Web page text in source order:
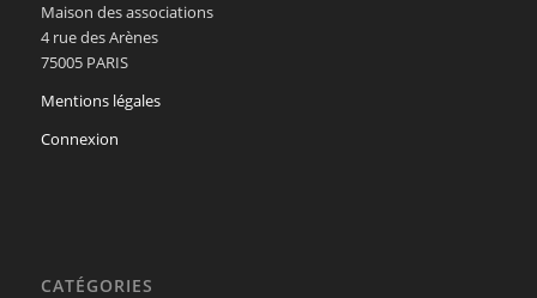
Maison des associations
4 rue des Arènes
75005 PARIS
Mentions légales
Connexion
CATÉGORIES